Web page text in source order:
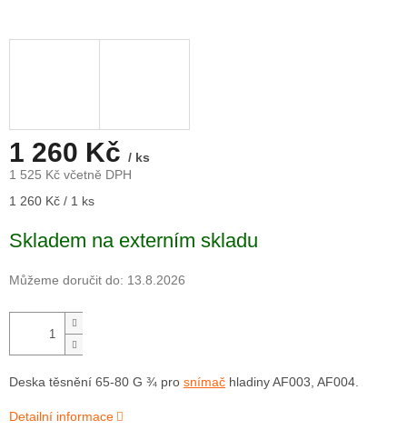
1 260 Kč / ks
1 525 Kč včetně DPH
Měrná
1 260 Kč / 1 ks
Skladem na externím skladu
Můžeme doručit do: 13.8.2026
Deska těsnění 65-80 G ¾ pro snímač hladiny AF003, AF004.
Detailní informace